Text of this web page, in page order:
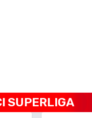
SUPERLIGA